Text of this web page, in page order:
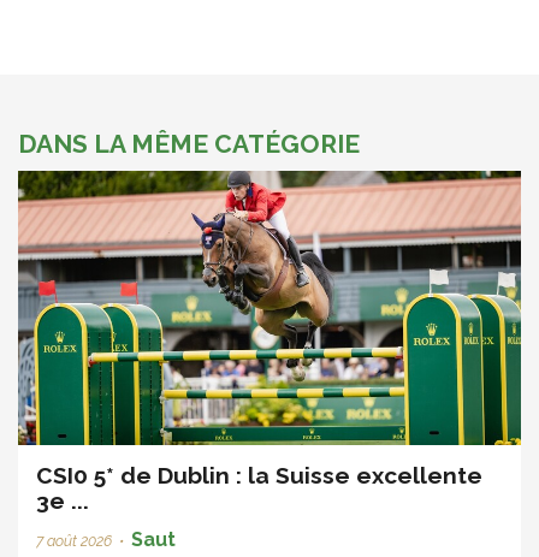
DANS LA MÊME CATÉGORIE
CSI0 5* de Dublin : la Suisse excellente
3e ...
7 août 2026 • Saut